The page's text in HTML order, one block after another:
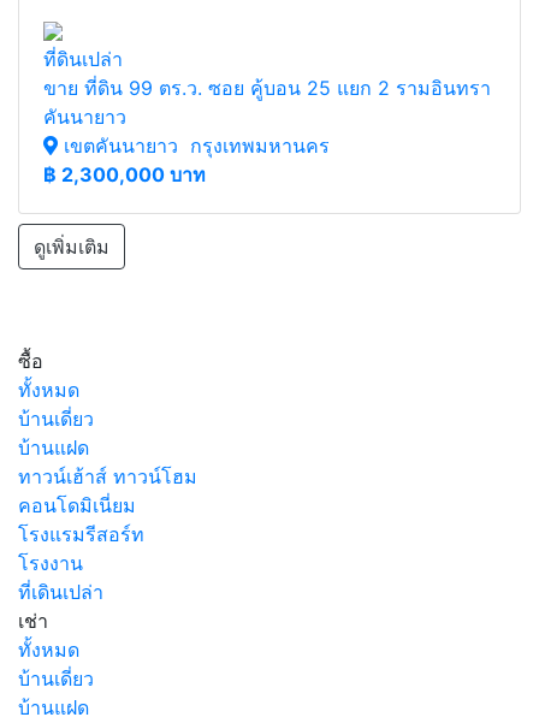
ที่ดินเปล่า
ขาย ที่ดิน 99 ตร.ว. ซอย คู้บอน 25 แยก 2 รามอินทรา
คันนายาว
เขตคันนายาว กรุงเทพมหานคร
฿ 2,300,000 บาท
ดูเพิ่มเติม
ซื้อ
ทั้งหมด
บ้านเดี่ยว
บ้านแฝด
ทาวน์เฮ้าส์ ทาวน์โฮม
คอนโดมิเนี่ยม
โรงแรมรีสอร์ท
โรงงาน
ที่เดินเปล่า
เช่า
ทั้งหมด
บ้านเดี่ยว
บ้านแฝด